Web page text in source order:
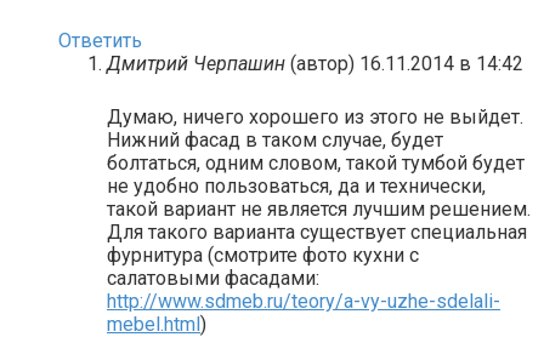
Ответить
Дмитрий Черпашин (автор) 16.11.2014 в 14:42
Думаю, ничего хорошего из этого не выйдет.
Нижний фасад в таком случае, будет
болтаться, одним словом, такой тумбой будет
не удобно пользоваться, да и технически,
такой вариант не является лучшим решением.
Для такого варианта существует специальная
фурнитура (смотрите фото кухни с
салатовыми фасадами:
http://www.sdmeb.ru/teory/a-vy-uzhe-sdelali-
mebel.html)